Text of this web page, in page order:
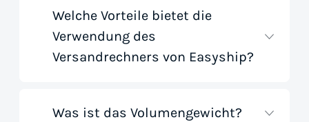
Welche Vorteile bietet die
Verwendung des
Versandrechners von Easyship?
Mit unserem Versandtarif-Rechner
Was ist das Volumengewicht?